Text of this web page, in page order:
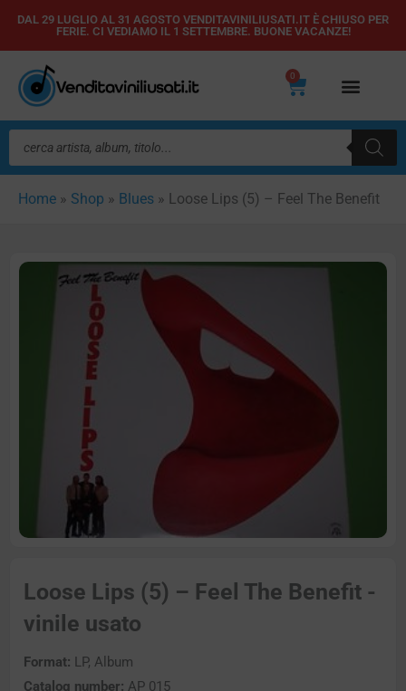
Vai
contenuto
DAL 29 LUGLIO AL 31 AGOSTO VENDITAVINILIUSATI.IT È CHIUSO PER
FERIE. CI VEDIAMO IL 1 SETTEMBRE. BUONE VACANZE!
0
Carrello
Ricerca
prodotti
Home » Shop » Blues » Loose Lips (5) – Feel The Benefit
Loose Lips (5) – Feel The Benefit -
vinile usato
Format: LP, Album
Catalog number: AP 015